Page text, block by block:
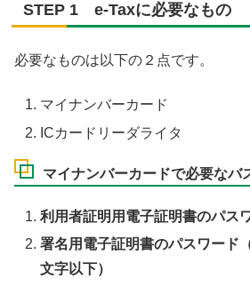
STEP 1 e-Taxに必要なもの
必要なものは以下の２点です。
マイナンバーカード
ICカードリーダライタ
マイナンバーカードで必要なバ
利用者証明用電子証明書のパス
署名用電子証明書のパスワード
文字以下）